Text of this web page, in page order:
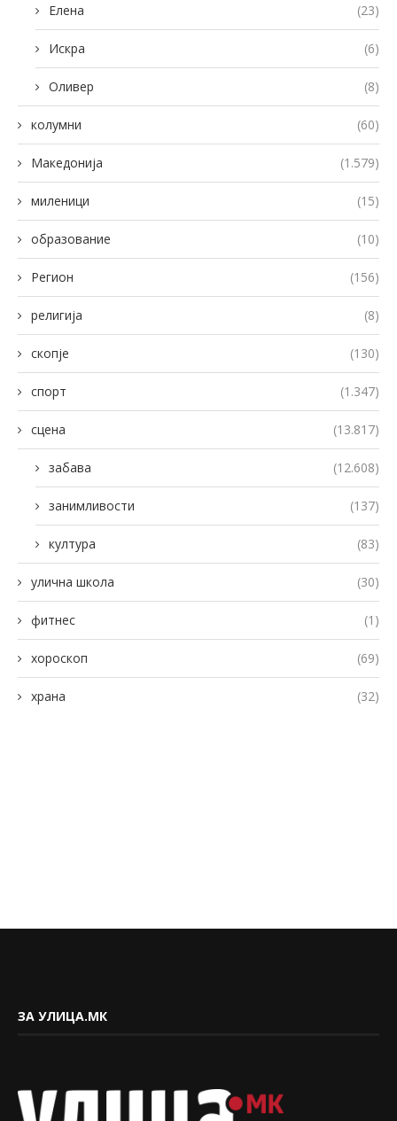
Елена (23)
Искра (6)
Оливер (8)
колумни (60)
Македонија (1.579)
миленици (15)
образование (10)
Регион (156)
религија (8)
скопје (130)
спорт (1.347)
сцена (13.817)
забава (12.608)
занимливости (137)
култура (83)
улична школа (30)
фитнес (1)
хороскоп (69)
храна (32)
ЗА УЛИЦА.МК